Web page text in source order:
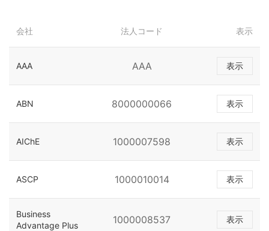
会社 法人コード 表示
AAA AAA 表示
ABN 8000000066 表示
AIChE 1000007598 表示
ASCP 1000010014 表示
Business
Advantage Plus
1000008537 表示